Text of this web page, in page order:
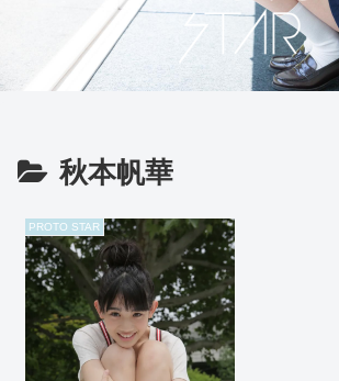
秋本帆華
PROTO STAR